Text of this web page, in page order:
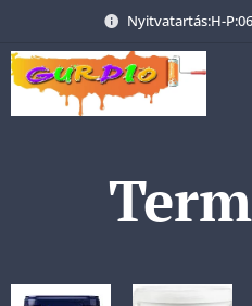
Nyitvatartás:H-